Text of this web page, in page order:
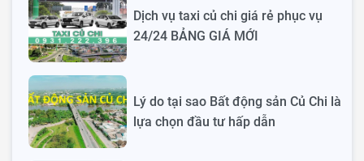
Dịch vụ taxi củ chi giá rẻ phục vụ
24/24 BẢNG GIÁ MỚI
Lý do tại sao Bất động sản Củ Chi là
lựa chọn đầu tư hấp dẫn